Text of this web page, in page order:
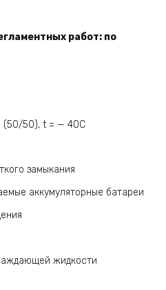
работ: по
(50/50), t = — 40C
замыкания
аккумуляторные батареи
жидкости